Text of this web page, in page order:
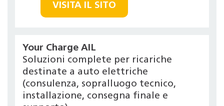
VISITA IL SITO
Your Charge AIL
Soluzioni complete per ricariche
destinate a auto elettriche
(consulenza, sopralluogo tecnico,
installazione, consegna finale e